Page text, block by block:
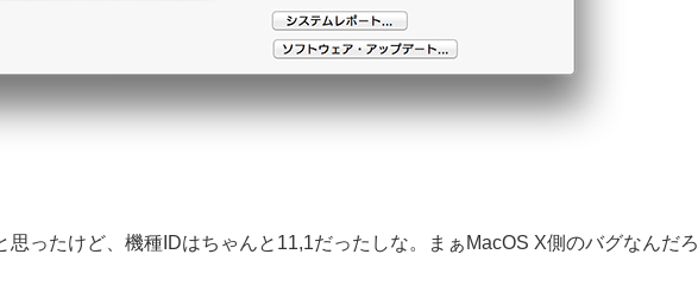
思ったけど、機種IDはちゃんと11,1だったしな。まぁMacOS X側のバグなんだろ